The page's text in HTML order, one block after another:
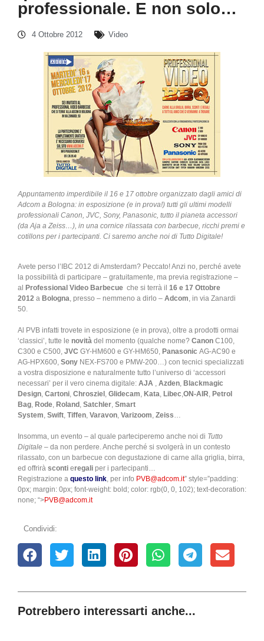
professionale. E non solo…
4 Ottobre 2012 Video
Appuntamento imperdibile il 16 e 17 ottobre organizzato dagli amici di
Adcom a Bologna: in esposizione (e in prova!) tutti gli ultimi modelli
professionali Canon, JVC, Sony, Panasonic, tutto il pianeta accessori
(da Aja a Zeiss…), in una cornice rilassata con barbecue, ricchi premi e
cotillons per i partecipanti. Ci saremo anche noi di Tutto Digitale!
Avete perso l’IBC 2012 di Amsterdam? Peccato! Anzi no, perché avete
la possibilità di participare – gratuitamente, ma previa registrazione –
al Professional Video Barbecue che si terrà il 16 e 17 Ottobre
2012 a Bologna, presso – nemmeno a dirlo – Adcom, in via Zanardi
50.
Al PVB infatti trovete in esposizione (e in prova), oltre a prodotti ormai
‘classici’, tutte le novità del momento (qualche nome? Canon C100,
C300 e C500, JVC GY-HM600 e GY-HM650, Panasonic AG-AC90 e
AG-HPX600, Sony NEX-FS700 e PMW-200…) con tecnici specializzati
a vostra disposizione e naturalmente tutto l’universo di ‘accessori
necessari’ per il vero cinema digitale: AJA , Azden, Blackmagic
Design, Cartoni, Chrosziel , Glidecam, Kata, Libec,ON-AIR, Petrol
Bag, Rode, Roland , Satchler, Smart
System, Swift, Tiffen, Varavon, Varizoom, Zeiss…
Insomma, un evento – al quale parteciperemo anche noi di Tutto
Digitale – da non perdere. Anche perché si svolgerà in un contesto
rilassato, con un barbecue con degustazione di carne alla griglia, birra,
ed offrirà sconti eregali per i partecipanti…
Registrazione a questo link, per info PVB@adcom.it” style=”padding:
0px; margin: 0px; font-weight: bold; color: rgb(0, 0, 102); text-decoration:
none; “>PVB@adcom.it
Condividi:
Potrebbero interessarti anche...